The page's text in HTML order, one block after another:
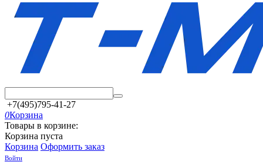
+7(495)795-41-27
0Корзина
Товары в корзине:
Корзина пуста
Корзина Оформить заказ
Войти